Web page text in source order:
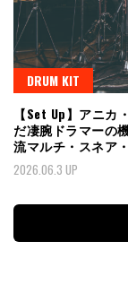
DRUM KIT
【Set Up】アニ
だ凄腕ドラマーの
流マルチ・スネア
2026.06.3 UP